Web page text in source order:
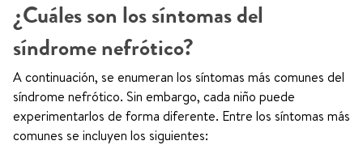
¿Cuáles son los síntomas del
síndrome nefrótico?
A continuación, se enumeran los síntomas más comunes del
síndrome nefrótico. Sin embargo, cada niño puede
experimentarlos de forma diferente. Entre los síntomas más
comunes se incluyen los siguientes: